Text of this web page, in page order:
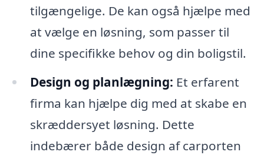
tilgængelige. De kan også hjælpe med
at vælge en løsning, som passer til
dine specifikke behov og din boligstil.
Design og planlægning: Et erfarent
firma kan hjælpe dig med at skabe en
skræddersyet løsning. Dette
indebærer både design af carporten